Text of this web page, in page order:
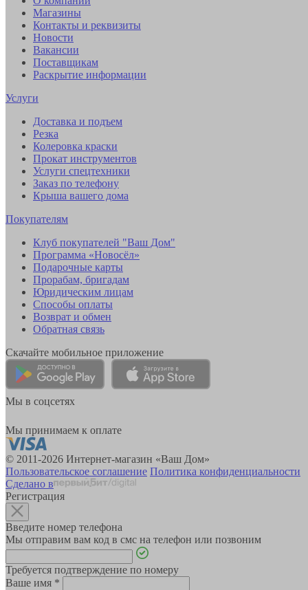
Магазины
Контакты и реквизиты
Новости
Вакансии
Поставщикам
Раскрытие информации
Услуги
Доставка и подъем
Резка
Колеровка краски
Прокат инструментов
Услуги спецтехники
Заказ по телефону
Крыша вашего дома
Покупателям
Клуб покупателей "Ваш Дом"
Программа «Новосёл»
Подарочные карты
Прорабам, бригадам
Юридическим лицам
Способы оплаты
Возврат и обмен
Обратная связь
Скачайте мобильное приложение
Мы в соцсетях
Мы принимаем к оплате
© 2011-2026 Интернет-магазин «Ваш Дом»
Пользовательское соглашение Политика конфиденциальности
Сделано в
Регистрация
Введите номер телефона
Мы отправим вам код в смс на телефон или позвоним
Требуется подтверждение по номеру
Ваше имя *